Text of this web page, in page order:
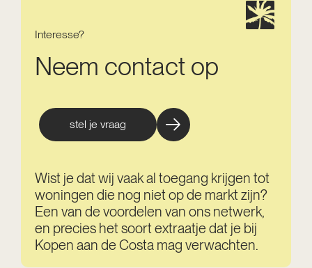
Interesse?
Neem contact op
stel je vraag
Wist je dat wij vaak al toegang krijgen tot
woningen die nog niet op de markt zijn?
Een van de voordelen van ons netwerk,
en precies het soort extraatje dat je bij
Kopen aan de Costa mag verwachten.